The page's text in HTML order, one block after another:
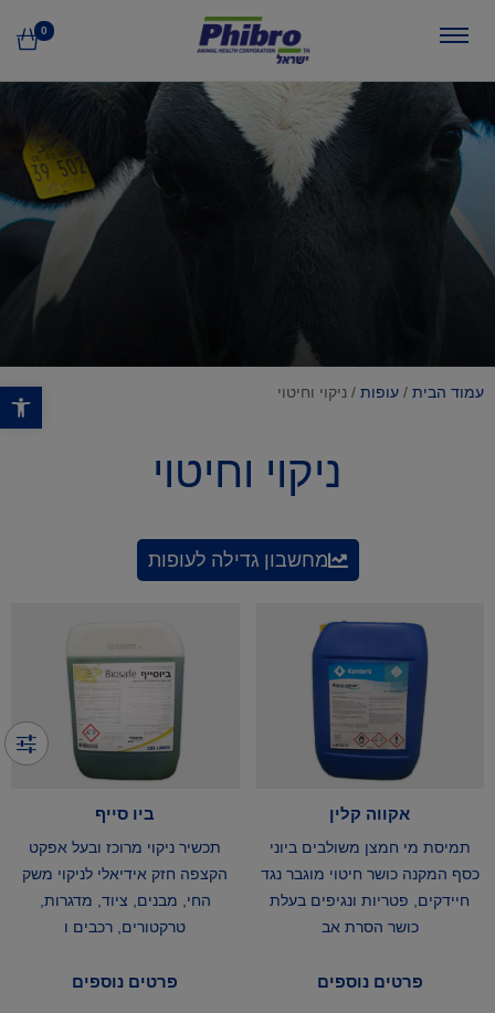
פתח סרגל נגישות
0
עמוד הבית / עופות / ניקוי וחיטוי
ניקוי וחיטוי
מחשבון גדילה לעופות
אקווה קלין
תמיסת מי חמצן משולבים ביוני
כסף המקנה כושר חיטוי מוגבר נגד
חיידקים, פטריות ונגיפים בעלת
כושר הסרת אב
פרטים נוספים
ביו סייף
תכשיר ניקוי מרוכז ובעל אפקט
הקצפה חזק אידיאלי לניקוי משק
החי, מבנים, ציוד, מדגרות,
טרקטורים, רכבים ו
פרטים נוספים